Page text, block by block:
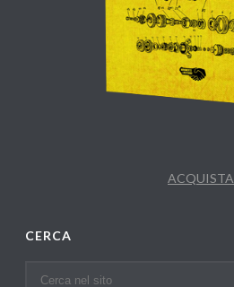
ACQUISTA
CERCA